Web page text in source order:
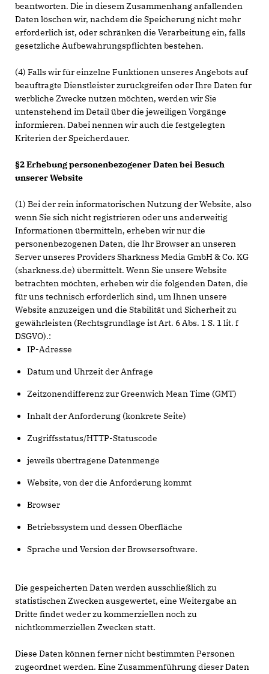
beantworten. Die in diesem Zusammenhang anfallenden
Daten löschen wir, nachdem die Speicherung nicht mehr
erforderlich ist, oder schränken die Verarbeitung ein, falls
gesetzliche Aufbewahrungspflichten bestehen.
(4) Falls wir für einzelne Funktionen unseres Angebots auf
beauftragte Dienstleister zurückgreifen oder Ihre Daten für
werbliche Zwecke nutzen möchten, werden wir Sie
untenstehend im Detail über die jeweiligen Vorgänge
informieren. Dabei nennen wir auch die festgelegten
Kriterien der Speicherdauer.
§2 Erhebung personenbezogener Daten bei Besuch
unserer Website
(1) Bei der rein informatorischen Nutzung der Website, also
wenn Sie sich nicht registrieren oder uns anderweitig
Informationen übermitteln, erheben wir nur die
personenbezogenen Daten, die Ihr Browser an unseren
Server unseres Providers Sharkness Media GmbH & Co. KG
(sharkness.de) übermittelt. Wenn Sie unsere Website
betrachten möchten, erheben wir die folgenden Daten, die
für uns technisch erforderlich sind, um Ihnen unsere
Website anzuzeigen und die Stabilität und Sicherheit zu
gewährleisten (Rechtsgrundlage ist Art. 6 Abs. 1 S. 1 lit. f
DSGVO).:
IP-Adresse
Datum und Uhrzeit der Anfrage
Zeitzonendifferenz zur Greenwich Mean Time (GMT)
Inhalt der Anforderung (konkrete Seite)
Zugriffsstatus/HTTP-Statuscode
jeweils übertragene Datenmenge
Website, von der die Anforderung kommt
Browser
Betriebssystem und dessen Oberfläche
Sprache und Version der Browsersoftware.
Die gespeicherten Daten werden ausschließlich zu
statistischen Zwecken ausgewertet, eine Weitergabe an
Dritte findet weder zu kommerziellen noch zu
nichtkommerziellen Zwecken statt.
Diese Daten können ferner nicht bestimmten Personen
zugeordnet werden. Eine Zusammenführung dieser Daten